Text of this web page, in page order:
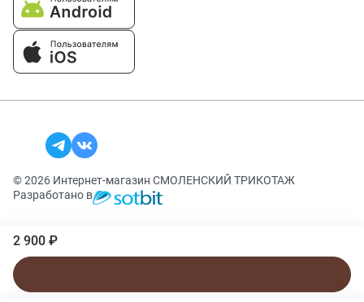
2 900 ₽
© 2026 Интернет-магазин СМОЛЕНСКИЙ ТРИКОТАЖ
Разработано в